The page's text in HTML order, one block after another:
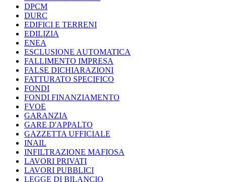
DPCM
DURC
EDIFICI E TERRENI
EDILIZIA
ENEA
ESCLUSIONE AUTOMATICA
FALLIMENTO IMPRESA
FALSE DICHIARAZIONI
FATTURATO SPECIFICO
FONDI
FONDI FINANZIAMENTO
FVOE
GARANZIA
GARE D'APPALTO
GAZZETTA UFFICIALE
INAIL
INFILTRAZIONE MAFIOSA
LAVORI PRIVATI
LAVORI PUBBLICI
LEGGE DI BILANCIO